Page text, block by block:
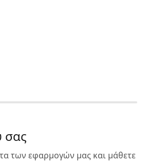
σας
των εφαρμογών μας και μάθετε